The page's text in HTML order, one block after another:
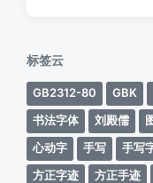
标签云
GB2312-80 GBK
书法字体
刘殿儒
心动字
手写 手写
方正字迹
方正手迹